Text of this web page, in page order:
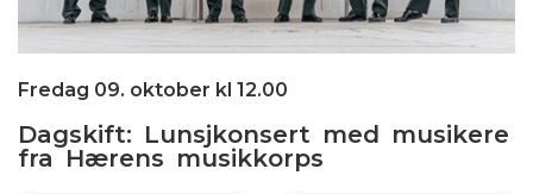
Fredag 09. oktober kl 12.00
Dagskift: Lunsjkonsert med musikere
fra Hærens musikkorps